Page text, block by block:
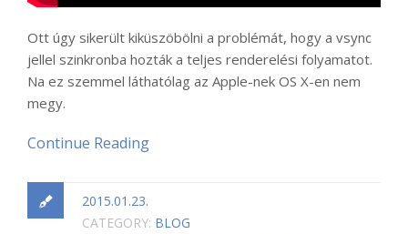
Ott úgy sikerült kiküszöbölni a problémát, hogy a vsync
jellel szinkronba hozták a teljes renderelési folyamatot.
Na ez szemmel láthatólag az Apple-nek OS X-en nem
megy.
Continue Reading
2015.01.23.
CATEGORY: BLOG